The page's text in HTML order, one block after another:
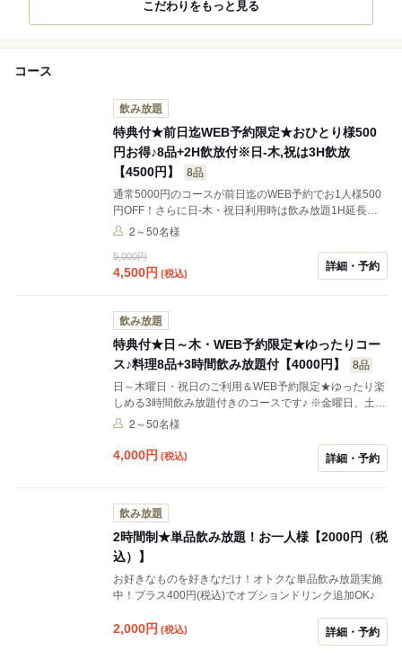
こだわりをもっと見る
コース
飲み放題
特典付★前日迄WEB予約限定★おひとり様500
円お得♪8品+2H飲放付※日-木,祝は3H飲放
【4500円】
8品
通常5000円のコースが前日迄のWEB予約でお1人様500
円OFF！さらに日-木・祝日利用時は飲み放題1H延長無
料！！！※掲載中の金額は値引後です。料理のみ・ソフ
です。当社お食事券、他値引との併用はできません。電
話予約は通常料金となります。
2～50名様
5,000円
4,500円 (税込)
詳細・予約
飲み放題
特典付★日～木・WEB予約限定★ゆったりコー
ス♪料理8品+3時間飲み放題付【4000円】
8品
日～木曜日・祝日のご利用＆WEB予約限定★ゆったり楽
しめる3時間飲み放題付きのコースです♪ ※金曜日、土曜
日はご利用いただけません。 ※当社お食事券、他値引と
理内容が変更になる場合がございます。予めご了承くだ
2～50名様
4,000円 (税込) 詳細・予約
飲み放題
2時間制★単品飲み放題！お一人様【2000円（税
込）】
お好きなものを好きなだけ！オトクな単品飲み放題実施
中！プラス400円(税込)でオプションドリンク追加OK♪
2,000円 (税込) 詳細・予約